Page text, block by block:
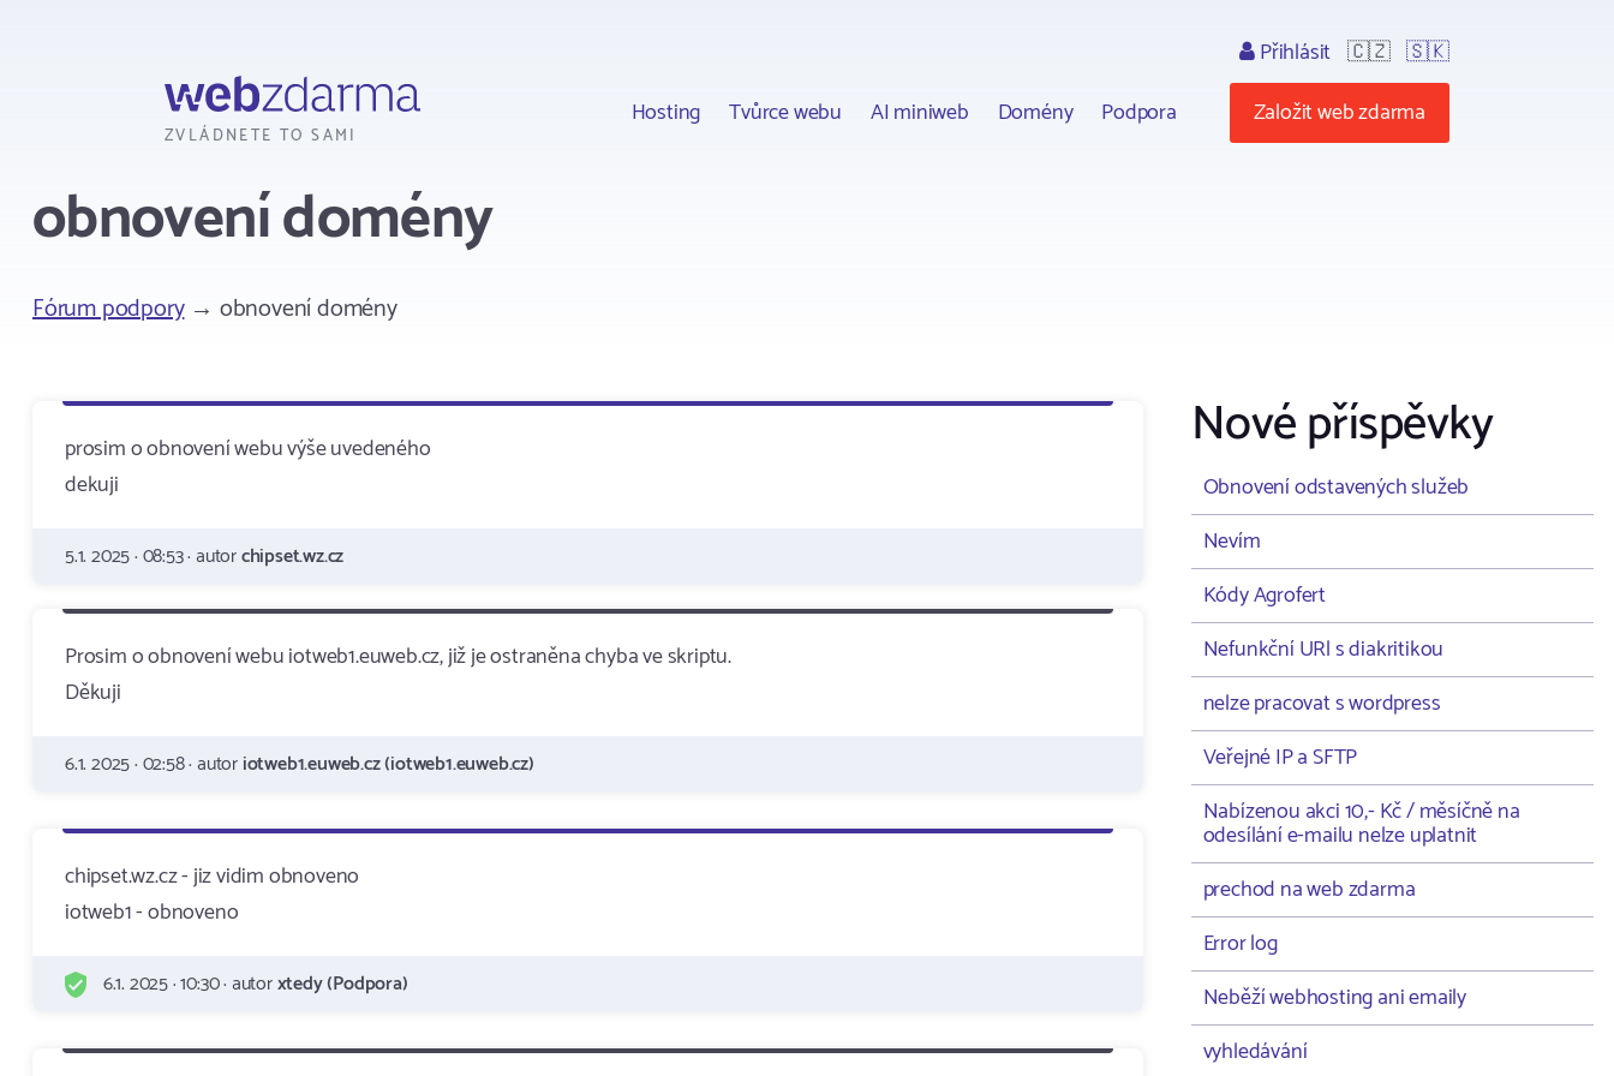
ZVLÁDNETE TO SAMI
Hosting Tvůrce webu AI miniweb Domény Podpora
Přihlásit 🇨🇿 🇸🇰
Založit web zdarma
obnovení domény
Fórum podpory→ obnovení domény
prosim o obnovení webu výše uvedeného
dekuji
5.1. 2025 · 08:53 · autorchipset.wz.cz
Prosim o obnovení webu iotweb1.euweb.cz, již je ostraněna chyba ve skriptu.
Děkuji
6.1. 2025 · 02:58 · autoriotweb1.euweb.cz (iotweb1.euweb.cz)
chipset.wz.cz - jiz vidim obnoveno
iotweb1 - obnoveno
6.1. 2025 · 10:30 · autorxtedy (Podpora)
Nové příspěvky
Obnovení odstavených služeb
Nevím
Kódy Agrofert
Nefunkční URl s diakritikou
nelze pracovat s wordpress
Veřejné IP a SFTP
Nabízenou akci 10,- Kč / měsíčně na
odesílání e-mailu nelze uplatnit
prechod na web zdarma
Error log
Neběží webhosting ani emaily
vyhledávání